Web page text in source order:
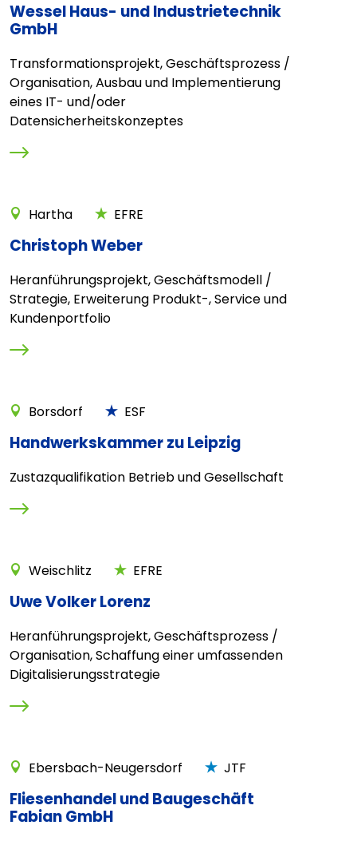
Wessel Haus- und Industrietechnik
GmbH
Transformationsprojekt, Geschäftsprozess /
Organisation, Ausbau und Implementierung
eines IT- und/oder
Datensicherheitskonzeptes
Hartha EFRE
Christoph Weber
Heranführungsprojekt, Geschäftsmodell /
Strategie, Erweiterung Produkt-, Service und
Kundenportfolio
Borsdorf ESF
Handwerkskammer zu Leipzig
Zustazqualifikation Betrieb und Gesellschaft
Weischlitz EFRE
Uwe Volker Lorenz
Heranführungsprojekt, Geschäftsprozess /
Organisation, Schaffung einer umfassenden
Digitalisierungsstrategie
Ebersbach-Neugersdorf JTF
Fliesenhandel und Baugeschäft
Fabian GmbH